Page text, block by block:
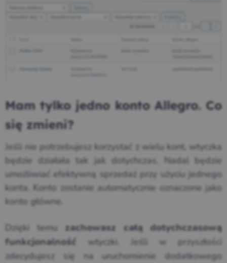
Mam tylko jedno konto Allegro. Co
się zmieni?
Jeśli nie potrzebujesz korzystać z wielu kont, wtyczka
będzie działała tak jak dotychczas. Nadal będzie
umożliwiać efektywną sprzedaż przy użyciu jednego
konta. Konto zostanie automatycznie oznaczone jako
konto główne.
Dzięki temu
zachowasz całą dotychczasową
funkcjonalność
wtyczki. Jeśli w przyszłości
zdecydujesz się na uruchomienie dodatkowego